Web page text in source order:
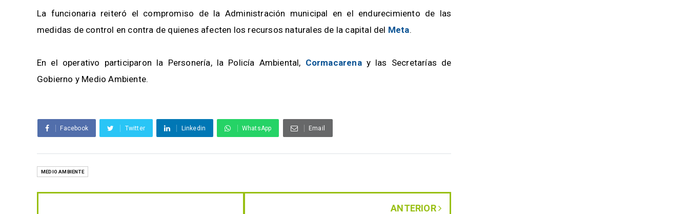
La funcionaria reiteró el compromiso de la Administración municipal en el endurecimiento de las
medidas de control en contra de quienes afecten los recursos naturales de la capital del Meta.
En el operativo participaron la Personería, la Policía Ambiental, Cormacarenay las Secretarías de
Gobierno y Medio Ambiente.
Facebook Twitter Linkedin WhatsApp Email
MEDIO AMBIENTE
ANTERIOR